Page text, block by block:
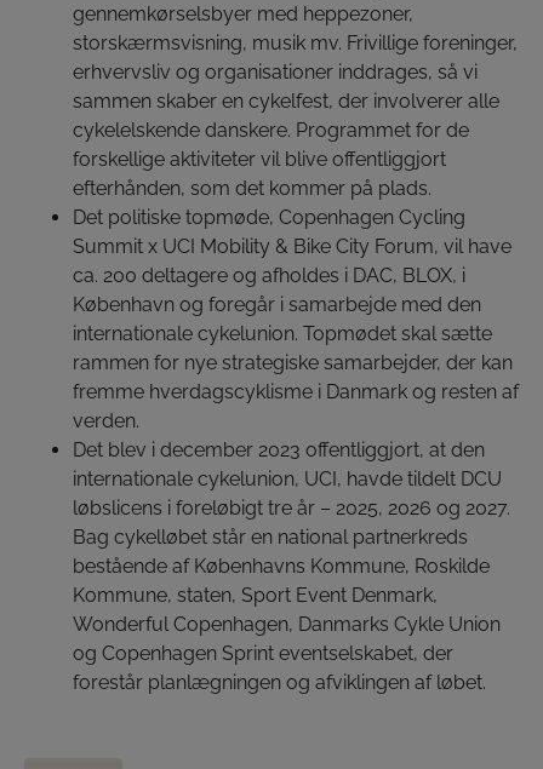
gennemkørselsbyer med heppezoner,
storskærmsvisning, musik mv. Frivillige foreninger,
erhvervsliv og organisationer inddrages, så vi
sammen skaber en cykelfest, der involverer alle
cykelelskende danskere. Programmet for de
forskellige aktiviteter vil blive offentliggjort
efterhånden, som det kommer på plads.
Det politiske topmøde, Copenhagen Cycling
Summit x UCI Mobility & Bike City Forum, vil have
ca. 200 deltagere og afholdes i DAC, BLOX, i
København og foregår i samarbejde med den
internationale cykelunion. Topmødet skal sætte
rammen for nye strategiske samarbejder, der kan
fremme hverdagscyklisme i Danmark og resten af
verden.
Det blev i december 2023 offentliggjort, at den
internationale cykelunion, UCI, havde tildelt DCU
løbslicens i foreløbigt tre år – 2025, 2026 og 2027.
Bag cykelløbet står en national partnerkreds
bestående af Københavns Kommune, Roskilde
Kommune, staten, Sport Event Denmark,
Wonderful Copenhagen, Danmarks Cykle Union
og Copenhagen Sprint eventselskabet, der
forestår planlægningen og afviklingen af løbet.